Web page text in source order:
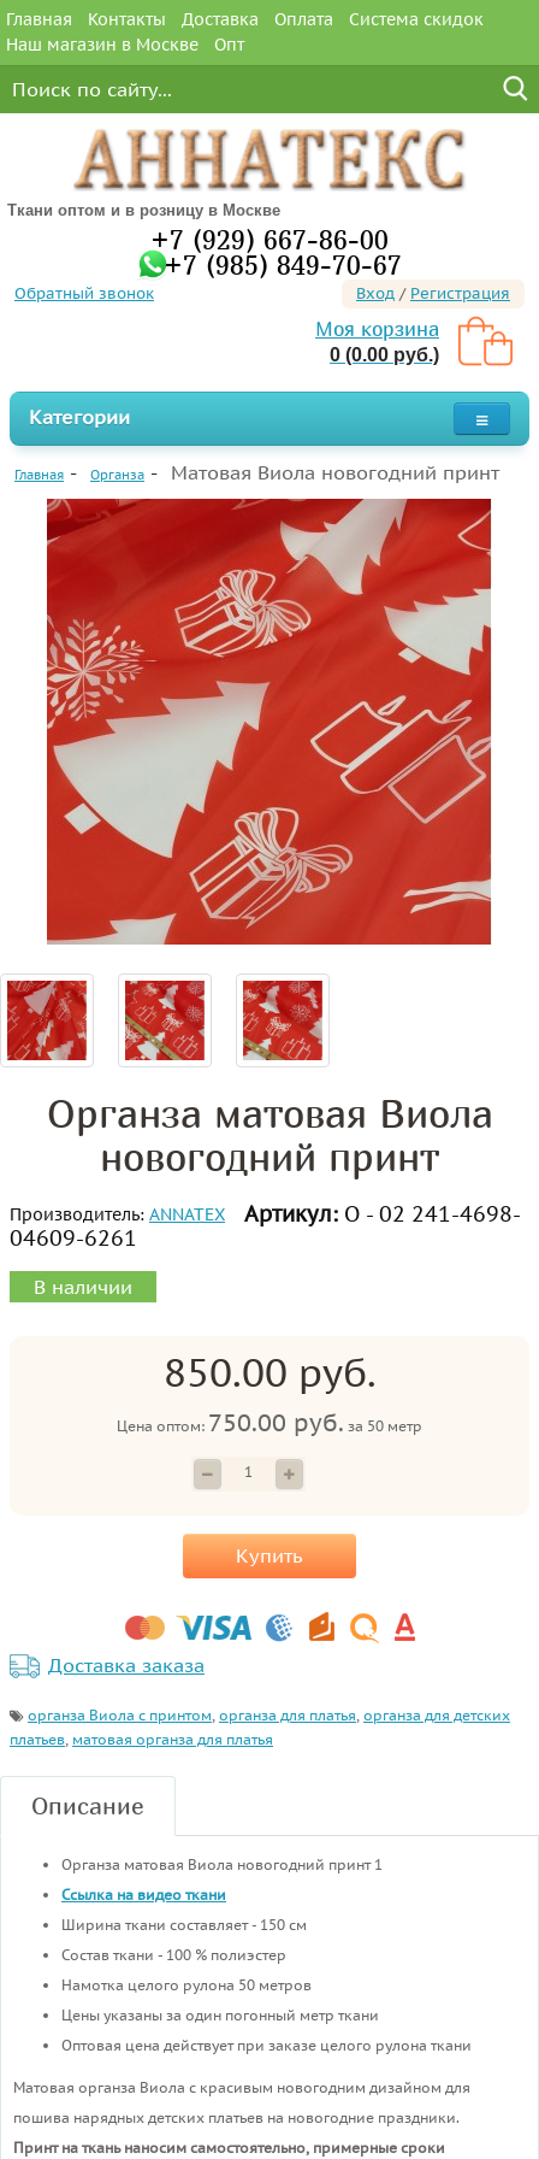
Главная Контакты Доставка Оплата
Система скидок
Наш магазин в Москве
Опт
Ткани оптом и в розницу в Москве
+7 (929) 667-86-00
+7 (985) 849-70-67
Обратный звонок Вход / Регистрация
Моя корзина
0 (0.00 руб.)
Категории
Главная Органза Матовая Виола новогодний принт
Органза матовая Виола
новогодний принт
Производитель: ANNATEX Артикул: О - 02 241-4698-
04609-6261
В наличии
850.00 руб.
Цена оптом: 750.00 руб. за 50 метр
Купить
Доставка заказа
органза Виола с принтом, органза для платья, органза для детских
платьев, матовая органза для платья
Описание
Органза матовая Виола новогодний принт 1
Ссылка на видео ткани
Ширина ткани составляет - 150 см
Состав ткани - 100 % полиэстер
Намотка целого рулона 50 метров
Цены указаны за один погонный метр ткани
Оптовая цена действует при заказе целого рулона ткани
Матовая органза Виола с красивым новогодним дизайном для
пошива нарядных детских платьев на новогодние праздники.
Принт на ткань наносим самостоятельно, примерные сроки